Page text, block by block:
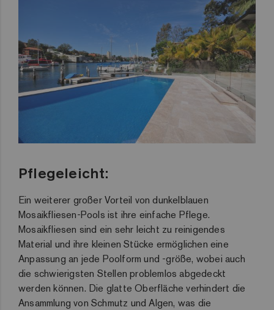
Pflegeleicht:
Ein weiterer großer Vorteil von dunkelblauen
Mosaikfliesen-Pools ist ihre einfache Pflege.
Mosaikfliesen sind ein sehr leicht zu reinigendes
Material und ihre kleinen Stücke ermöglichen eine
Anpassung an jede Poolform und -größe, wobei auch
die schwierigsten Stellen problemlos abgedeckt
werden können. Die glatte Oberfläche verhindert die
Ansammlung von Schmutz und Algen, was die